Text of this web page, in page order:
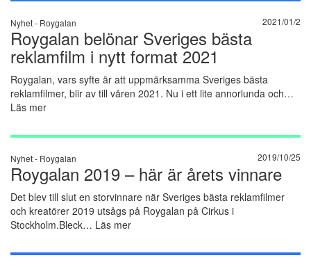
Nyhet - Roygalan 2021/01/2
Roygalan belönar Sveriges bästa
reklamfilm i nytt format 2021
Roygalan, vars syfte är att uppmärksamma Sveriges bästa
reklamfilmer, blir av till våren 2021. Nu i ett lite annorlunda och…
Läs mer
Nyhet - Roygalan 2019/10/25
Roygalan 2019 – här är årets vinnare
Det blev till slut en storvinnare när Sveriges bästa reklamfilmer
och kreatörer 2019 utsågs på Roygalan på Cirkus i
Stockholm.Bleck… Läs mer